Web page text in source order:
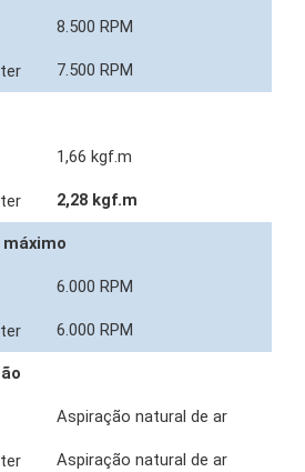
8.500 RPM
7.500 RPM
1,66 kgf.m
2,28 kgf.m
6.000 RPM
6.000 RPM
Aspiração natural de ar
Aspiração natural de ar